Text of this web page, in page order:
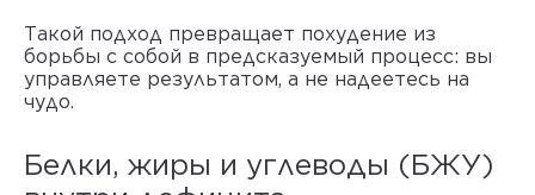
Такой подход превращает похудение из
борьбы с собой в предсказуемый процесс: вы
управляете результатом, а не надеетесь на
чудо.
Белки, жиры и углеводы (БЖУ)